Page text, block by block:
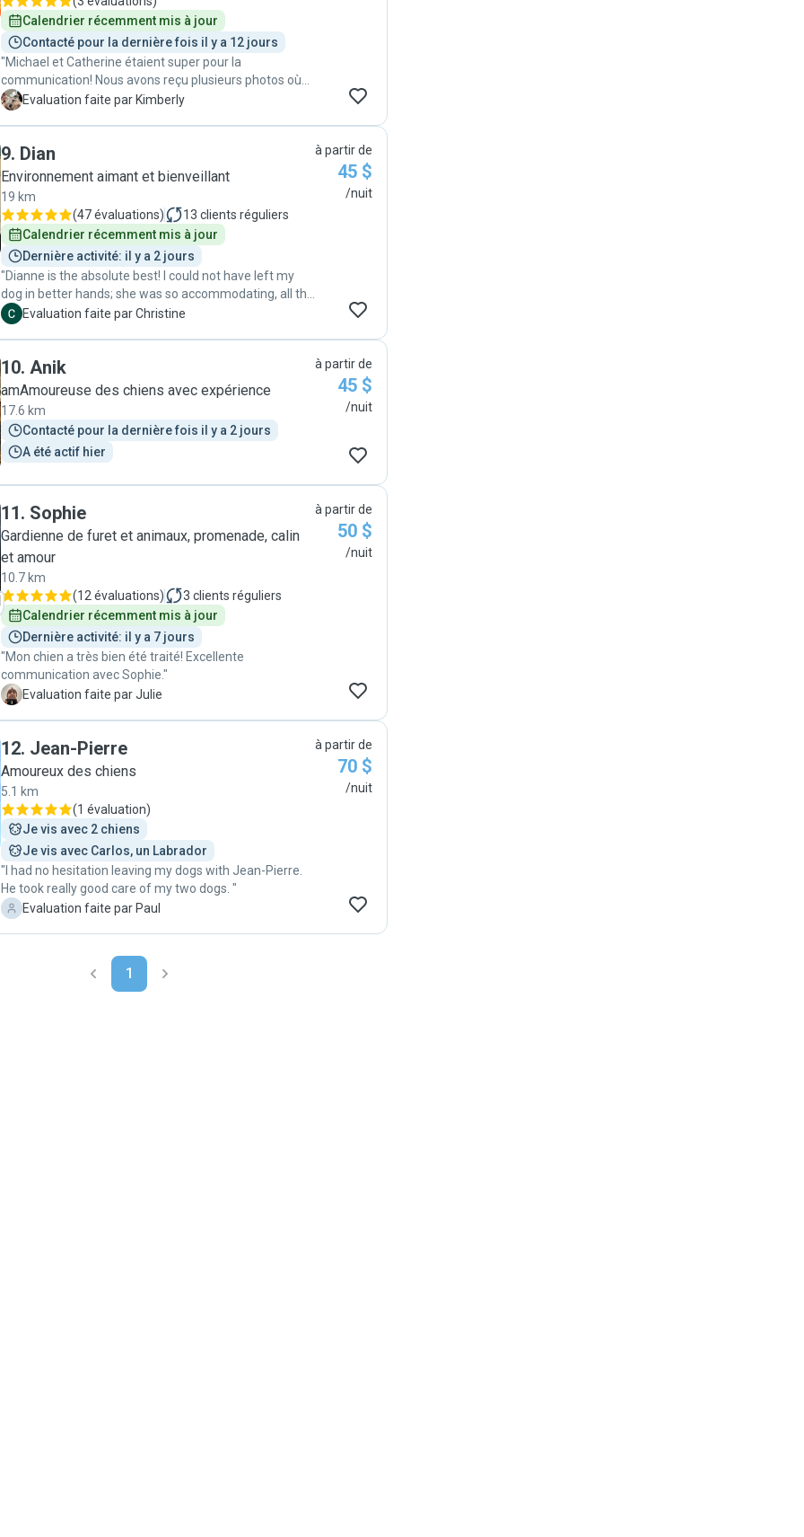
Calendrier récemment mis à jour
Contacté pour la dernière fois il y a 12 jours
"Michael et Catherine étaient super pour la
communication! Nous avons reçu plusieurs photos où
vidéos à tout les jours! Notre petite Estelle timide a
qui a souvent peur des hommes. Ils sont des
passionnés d’animaux, on le vois très vite 🙂 Merci à
K Evaluation faite par Kimberly
9. Dian
Environnement aimant et bienveillant
19 km
(47 évaluations) 13 clients réguliers
Calendrier récemment mis à jour
Dernière activité: il y a 2 jours
"Dianne is the absolute best! I could not have left my
dog in better hands; she was so accommodating, all the
communication was crystal clear, she was completely
She took him on a ton of walks to the parks, lakes and
gardens, made sure he was active and happy, provided
him so much love and attention. My dog came back
looking better than when I dropped him off! She sent
many, many pictures and updates, we were able to
have such an enjoyable time knowing he was in such
with anyone but her, I am so so happy to have found
her! Like I said, she is the best! Thank you again Dianne!"
C Evaluation faite par Christine
à partir de
45 $
/nuit
10. Anik
amAmoureuse des chiens avec expérience
17.6 km
Contacté pour la dernière fois il y a 2 jours
A été actif hier
à partir de
45 $
/nuit
11. Sophie
Gardienne de furet et animaux, promenade, calin
et amour
10.7 km
(12 évaluations) 3 clients réguliers
Calendrier récemment mis à jour
Dernière activité: il y a 7 jours
"Mon chien a très bien été traité! Excellente
communication avec Sophie."
J
Evaluation faite par Julie
à partir de
50 $
/nuit
12. Jean-Pierre
Amoureux des chiens
5.1 km
(1 évaluation)
Je vis avec 2 chiens
Je vis avec Carlos, un Labrador
"I had no hesitation leaving my dogs with Jean-Pierre.
He took really good care of my two dogs. "
P
Evaluation faite par Paul
à partir de
70 $
/nuit
1